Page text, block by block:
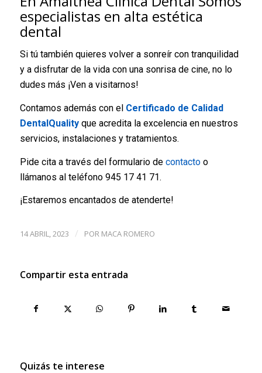
especialistas en alta estética
dental
Si tú también quieres volver a sonreír con tranquilidad
y a disfrutar de la vida con una sonrisa de cine, no lo
dudes más ¡Ven a visitarnos!
Contamos además con el Certificado de Calidad
DentalQualityque acredita la excelencia en nuestros
servicios, instalaciones y tratamientos.
Pide cita a través del formulario de contactoo
llámanos al teléfono 945 17 41 71.
¡Estaremos encantados de atenderte!
14 ABRIL, 2023 / POR MACA ROMERO
Compartir esta entrada
Quizás te interese